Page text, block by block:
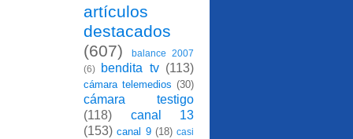
artículos
destacados
(607)
balance 2007
(6)
bendita tv (113)
cámara telemedios (30)
cámara testigo
(118)
canal 13
(153) canal 9 (18) casi